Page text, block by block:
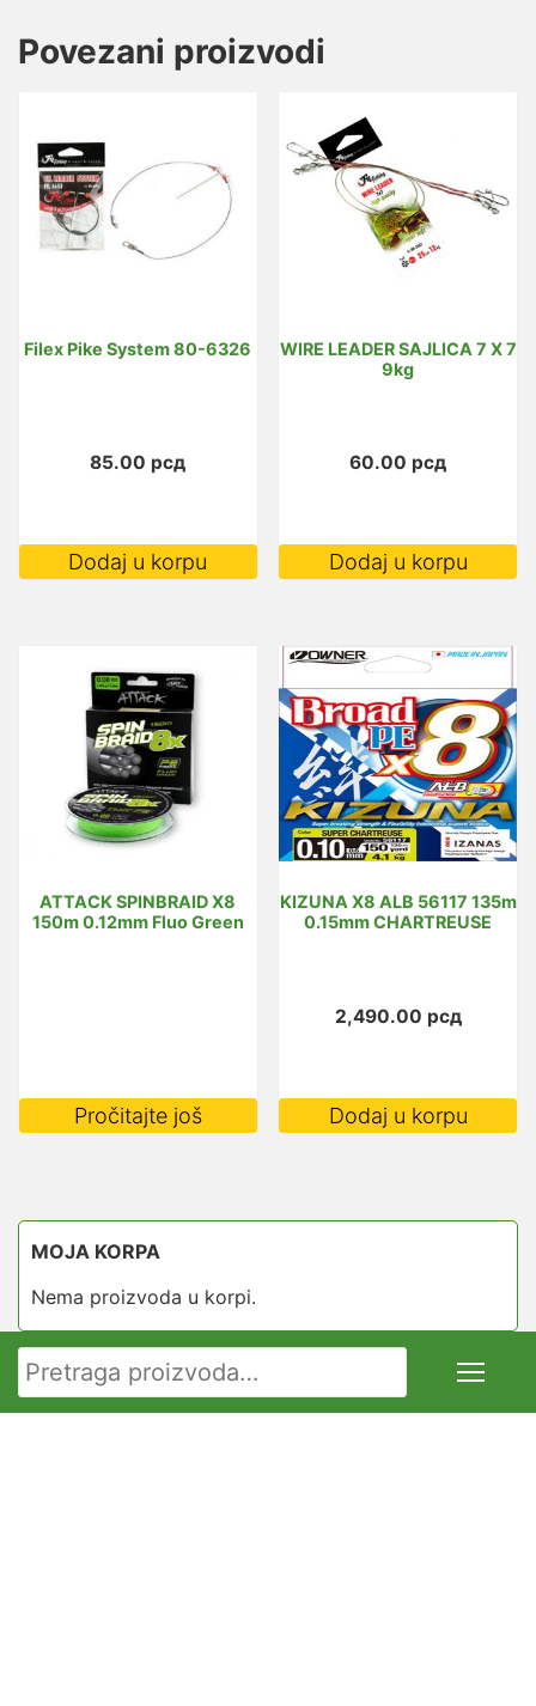
Povezani proizvodi
Filex Pike System 80-6326
85.00 рсд
Dodaj u korpu
WIRE LEADER SAJLICA 7 X 7
9kg
60.00 рсд
Dodaj u korpu
ATTACK SPINBRAID X8
150m 0.12mm Fluo Green
Pročitajte još
KIZUNA X8 ALB 56117 135m
0.15mm CHARTREUSE
2,490.00 рсд
Dodaj u korpu
MOJA KORPA
Nema proizvoda u korpi.
Pretraga za: